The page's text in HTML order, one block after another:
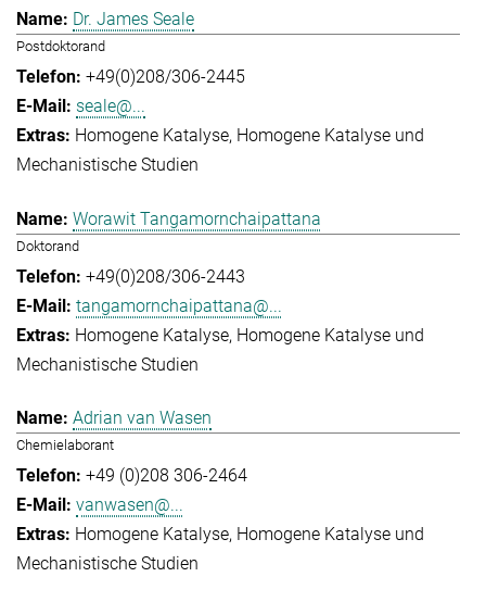
Dr. James Seale
Postdoktorand
+49(0)208/306-2445
seale@...
Homogene Katalyse Homogene Katalyse und
Mechanistische Studien
Worawit Tangamornchaipattana
Doktorand
+49(0)208/306-2443
tangamornchaipattana@...
Homogene Katalyse Homogene Katalyse und
Mechanistische Studien
Adrian van Wasen
Chemielaborant
+49 (0)208 306-2464
vanwasen@...
Homogene Katalyse Homogene Katalyse und
Mechanistische Studien